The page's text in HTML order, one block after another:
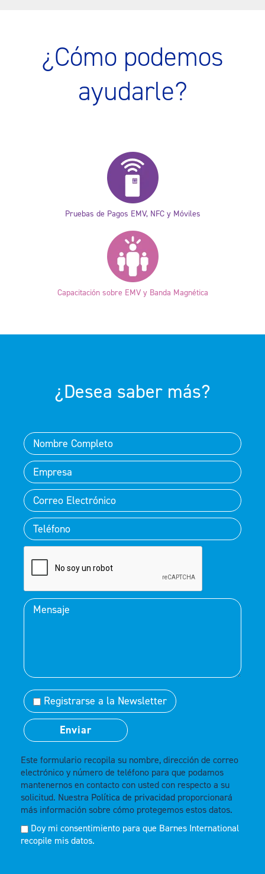
¿Cómo podemos
ayudarle?
Pruebas de Pagos EMV, NFC y Móviles
Capacitación sobre EMV y Banda Magnética
¿Desea saber más?
Registrarse a la Newsletter
Este formulario recopila su nombre, dirección de correo
electrónico y número de teléfono para que podamos
mantenernos en contacto con usted con respecto a su
solicitud. Nuestra Política de privacidad proporcionará
más información sobre cómo protegemos estos datos.
Doy mi consentimiento para que Barnes International
recopile mis datos.